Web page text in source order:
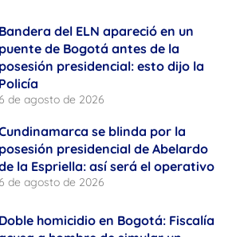
Bandera del ELN apareció en un
puente de Bogotá antes de la
posesión presidencial: esto dijo la
Policía
6 de agosto de 2026
se blinda por la
posesión presidencial de Abelardo
la Espriella: así será el operativo
6 de agosto de 2026
Doble homicidio en Bogotá: Fiscalía